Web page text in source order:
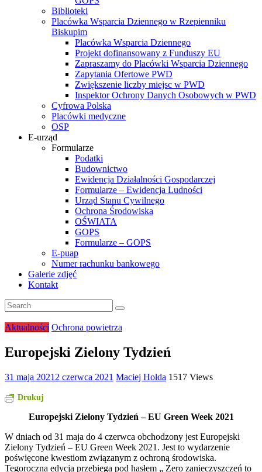
Biblioteki
Placówka Wsparcia Dziennego w Rzepienniku
Biskupim
Placówka Wsparcia Dziennego
Projekt dofinansowany z Funduszy EU
Zapraszamy do Placówki Wsparcia Dziennego
Zapytania Ofertowe PWD
Zwiększenie liczby miejsc w PWD
Inspektor Ochrony Danych Osobowych w PWD
Cyfrowa Polska
Placówki medyczne
OSP
E-urząd
Formularze
Podatki
Budownictwo
Ewidencja Działalności Gospodarczej
Formularze – Ewidencja Ludności
Urząd Stanu Cywilnego
Ochrona Środowiska
OŚWIATA
GOPS
Formularze – GOPS
E-puap
Numer rachunku bankowego
Galerie zdjęć
Kontakt
Aktualności Ochrona powietrza
Europejski Zielony Tydzień
31 maja 2021 2 czerwca 2021 Maciej Hołda 1517 Views
Drukuj
Europejski Zielony Tydzień – EU Green Week 2021
W dniach od 31 maja do 4 czerwca obchodzony jest Europejski
Zielony Tydzień – EU Green Week 2021. Jest to wydarzenie
poświęcone kwestiom związanym z ochroną środowiska.
Tegoroczna edycja przebiega pod hasłem „ Zero zanieczyszczeń to